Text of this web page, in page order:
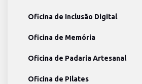
Oficina de Inclusão Digital
Oficina de Memória
Oficina de Padaria Artesanal
Oficina de Pilates